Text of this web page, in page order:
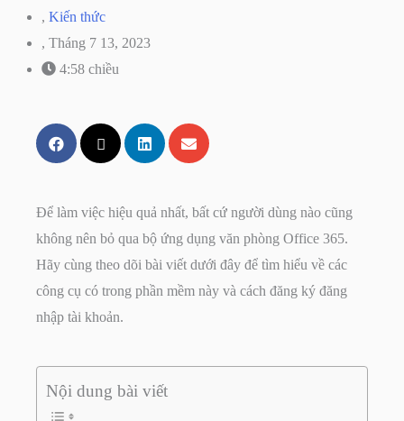
, Kiến thức
, Tháng 7 13, 2023
4:58 chiều
Để làm việc hiệu quả nhất, bất cứ người dùng nào cũng
không nên bỏ qua bộ ứng dụng văn phòng Office 365.
Hãy cùng theo dõi bài viết dưới đây để tìm hiểu về các
công cụ có trong phần mềm này và cách đăng ký đăng
nhập tài khoản.
Nội dung bài viết